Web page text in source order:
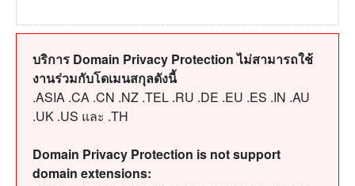
บริการ Domain Privacy Protection ไม่สามารถใช้
งานร่วมกับโดเมนสกุลดังนี้
.ASIA .CA .CN .NZ .TEL .RU .DE .EU .ES .IN .AU
.UK .US และ .TH
Domain Privacy Protection is not support
domain extensions: